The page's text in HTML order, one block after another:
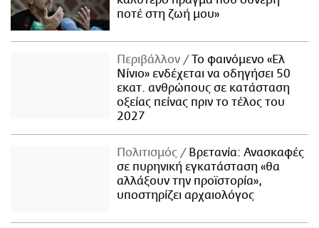
ποτέ στη ζωή μου»
Περιβάλλον
Το φαινόμενο «Ελ
Νίνιο» ενδέχεται να οδηγήσει 50
εκατ. ανθρώπους σε κατάσταση
οξείας πείνας πριν το τέλος του
2027
Πολιτισμός
Βρετανία: Ανασκαφές
σε πυρηνική εγκατάσταση «θα
αλλάξουν την προϊστορία»,
υποστηρίζει αρχαιολόγος